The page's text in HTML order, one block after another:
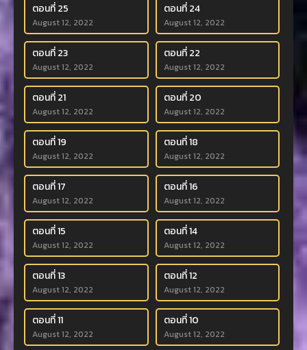
ตอนที่ 25
August 12, 2022
ตอนที่ 24
August 12, 2022
ตอนที่ 23
August 12, 2022
ตอนที่ 22
August 12, 2022
ตอนที่ 21
August 12, 2022
ตอนที่ 20
August 12, 2022
ตอนที่ 19
August 12, 2022
ตอนที่ 18
August 12, 2022
ตอนที่ 17
August 12, 2022
ตอนที่ 16
August 12, 2022
ตอนที่ 15
August 12, 2022
ตอนที่ 14
August 12, 2022
ตอนที่ 13
August 12, 2022
ตอนที่ 12
August 12, 2022
ตอนที่ 11
August 12, 2022
ตอนที่ 10
August 12, 2022